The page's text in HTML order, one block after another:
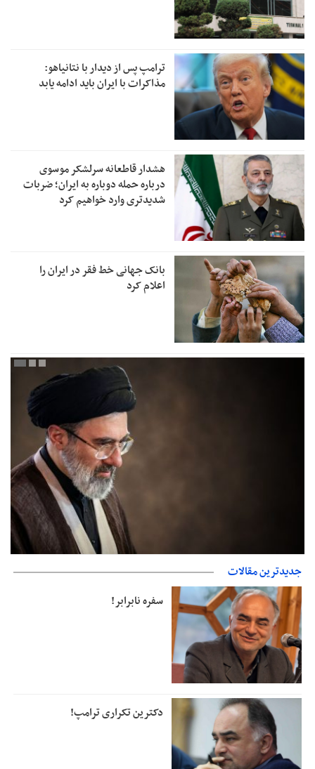
ترامپ پس از دیدار با نتانیاهو:
مذاکرات با ایران باید ادامه یابد
هشدار قاطعانه سرلشکر موسوی
درباره حمله دوباره به ایران؛ ضربات
شدیدتری وارد خواهیم کرد
بانک جهانی خط فقر در ایران را
اعلام کرد
دفتر رهبر انقلاب: مطالب خارج از مراجع رسمی فاقد سندیت است
جدیدترین مقالات
سفره نابرابر!
دکترین تکراری ترامپ!